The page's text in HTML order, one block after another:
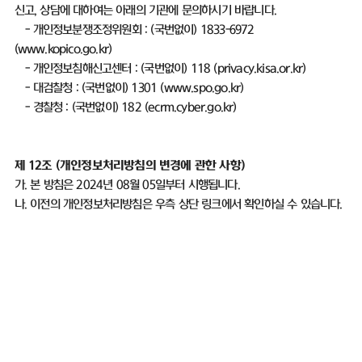
신고,상담에 대하여는 아래의 기관에 문의하시기 바랍니다.
- 개인정보분쟁조정위원회 : (국번없이 ) 1833-6972
(www.kopico.go.kr)
- 개인정보침해신고센터 : (국번없이 ) 118 (privacy.kisa.or.kr)
- 대검찰청: (국번없이 ) 1301 (www.spo.go.kr)
- 경찰청: (국번없이 ) 182 (ecrm.cyber.go.kr)
제 12조 (개인정보처리방침의 변경에 관한 사항)
가.본 방침은2024년 08월05일부터 시행됩니다.
나. 이전의 개인정보처리방침은 우측 상단 링크에서 확인하실 수 있습니다.